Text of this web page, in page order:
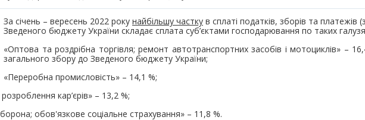
За січень – вересень 2022 року найбільшу частку в сплаті податків, зборів та платежів
Зведеного бюджету України складає сплата суб’єктами господарювання по таких
«Оптова та роздрібна торгівля; ремонт автотранспортних засобів i мотоциклів» –
загального збору до Зведеного бюджету України;
«Переробна промисловість» – 14,1 %;
кар’єрів» – 13,2 %;
обов'язкове соціальне страхування» – 11,8 %.